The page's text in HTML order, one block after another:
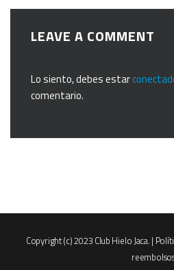
LEAVE A COMMENT
Lo siento, debes estar
comentario.
Copyright (c) 2023 Club Hielo Jaca. |